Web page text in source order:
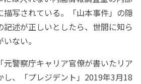
描写されている。「山本事件」の隠
述が正しいとしたら、世間に知ら
ない。
警察庁キャリア官僚が書いたリア
し、「プレジデント」2019年3月18